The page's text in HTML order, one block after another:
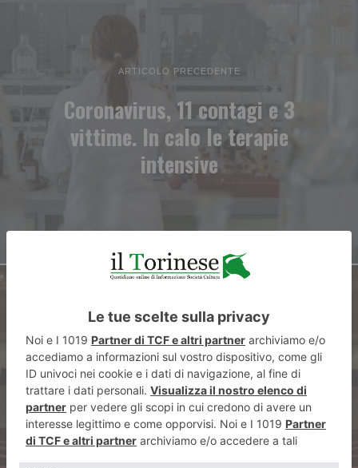
ARTICOLO PRECEDENTE
Coronavirus, 11 contagi e 3
vittime. In calo le terapie
intensive
ARTICOLO SUCCESSIVO
Ciclo di spettacoli musicali e
letterari al Centro Congressi
dell’Unione Industriale